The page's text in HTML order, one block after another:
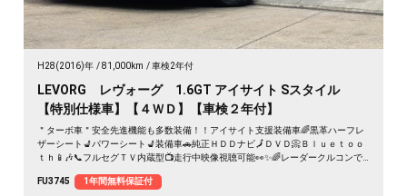
H28(2016)年 81,000km 車検2年付
LEVORG レヴォーグ 1.6GT アイサイト Sスタイル
【特別仕様車】【４ＷＤ】【車検２年付】
＂ターボ車＂安全先進機能も多数装備！！アイサイト支援装備車🌈黒革ハーフレ
ザーシート💺パワーシート💺装備車🚗純正ＨＤＤナビ🗾ＤＶＤ📀Ｂｌｕｅｔｏｏ
ｔｈ📱🎶📞フルセグＴＶ内蔵型📺走行中映像視聴可能👀✨🌈レーダークルコンで
保🔦
FU3745 1年間無料保証付